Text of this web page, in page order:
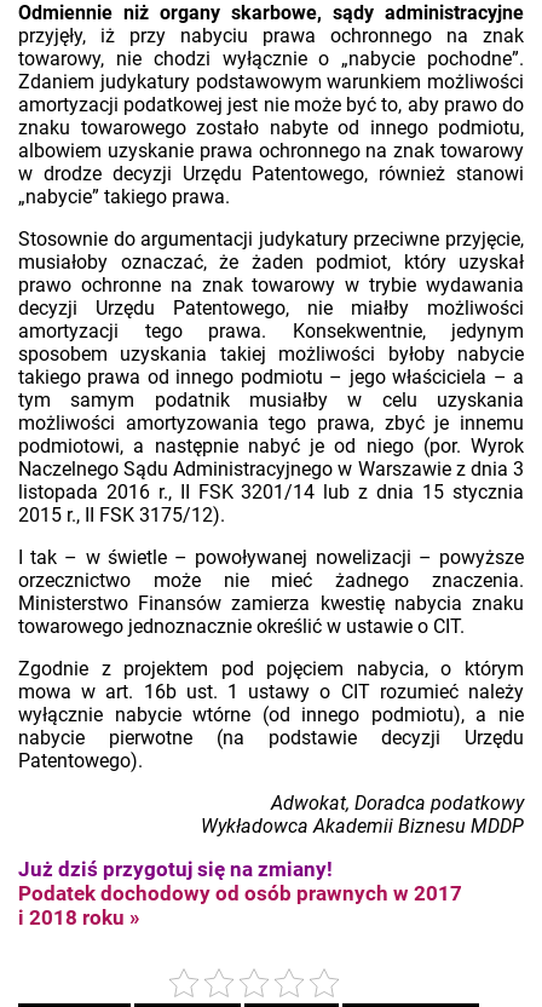
Odmiennie niż organy skarbowe, sądy administracyjne
przyjęły, iż przy nabyciu prawa ochronnego na znak
towarowy, nie chodzi wyłącznie o „nabycie pochodne”.
Zdaniem judykatury podstawowym warunkiem możliwości
amortyzacji podatkowej jest nie może być to, aby prawo do
znaku towarowego zostało nabyte od innego podmiotu,
albowiem uzyskanie prawa ochronnego na znak towarowy
w drodze decyzji Urzędu Patentowego, również stanowi
„nabycie” takiego prawa.
Stosownie do argumentacji judykatury przeciwne przyjęcie,
musiałoby oznaczać, że żaden podmiot, który uzyskał
prawo ochronne na znak towarowy w trybie wydawania
decyzji Urzędu Patentowego, nie miałby możliwości
amortyzacji tego prawa. Konsekwentnie, jedynym
sposobem uzyskania takiej możliwości byłoby nabycie
takiego prawa od innego podmiotu – jego właściciela – a
tym samym podatnik musiałby w celu uzyskania
możliwości amortyzowania tego prawa, zbyć je innemu
podmiotowi, a następnie nabyć je od niego (por. Wyrok
Naczelnego Sądu Administracyjnego w Warszawie z dnia 3
listopada 2016 r., II FSK 3201/14 lub z dnia 15 stycznia
2015 r., II FSK 3175/12).
I tak – w świetle – powoływanej nowelizacji – powyższe
orzecznictwo może nie mieć żadnego znaczenia.
Ministerstwo Finansów zamierza kwestię nabycia znaku
towarowego jednoznacznie określić w ustawie o CIT.
Zgodnie z projektem pod pojęciem nabycia, o którym
mowa w art. 16b ust. 1 ustawy o CIT rozumieć należy
wyłącznie nabycie wtórne (od innego podmiotu), a nie
nabycie pierwotne (na podstawie decyzji Urzędu
Patentowego).
Adwokat, Doradca podatkowy
Wykładowca Akademii Biznesu MDDP
Już dziś przygotuj się na zmiany!
Podatek dochodowy od osób prawnych w 2017
i 2018 roku »